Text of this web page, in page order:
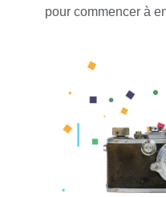
pour commencer à